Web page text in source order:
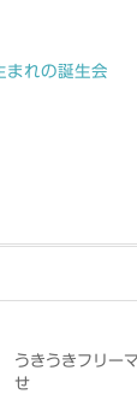
まれの誕生会
うきうきフリー
せ